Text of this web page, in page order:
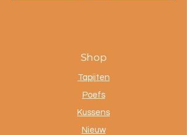
Shop
Tapijten
Poefs
Kussens
Nieuw